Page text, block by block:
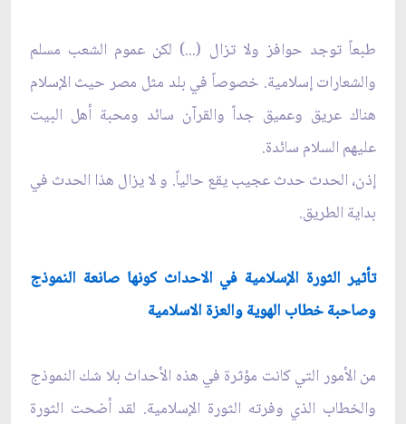
طبعاً توجد حوافز ولا تزال (...) لكن عموم الشعب مسلم
والشعارات إسلامية. خصوصاً في بلد مثل مصر حيث الإسلام
هناك عريق وعميق جداً والقرآن سائد ومحبة أهل البيت
عليهم السلام سائدة.
إذن، الحدث حدث عجيب يقع حالياً. و لا يزال هذا الحدث في
بداية‌ الطريق.
تأثير الثورة الإسلامية في الاحداث كونها صانعة النموذج
وصاحبة خطاب الهوية والعزة الاسلامية
من الأمور التي كانت مؤثرة في هذه الأحداث بلا شك النموذج
والخطاب الذي وفرته الثورة الإسلامية. لقد أضحت الثورة